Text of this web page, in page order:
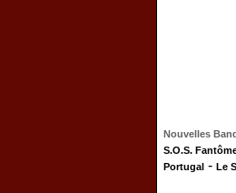
Nouvelles
S.O.S.
Portugal - Le